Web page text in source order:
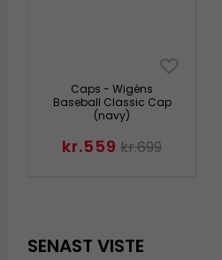
Caps - Wigéns
Baseball Classic Cap
(navy)
kr.559 kr.699
SENAST VISTE